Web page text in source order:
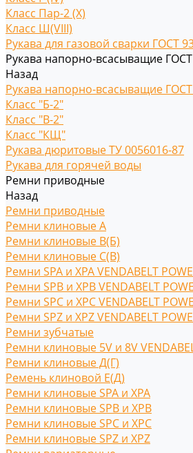
Класс Пар-2 (X)
Класс Ш(VIII)
Рукава для газовой сварки ГОСТ
Рукава напорно-всасыващие
Назад
Рукава напорно-всасыващие
Класс "Б-2"
Класс "В-2"
Класс "КЩ"
Рукава дюритовые ТУ 0056016-87
Рукава для горячей воды
Ремни приводные
Назад
Ремни приводные
Ремни клиновые A
Ремни клиновые В(Б)
Ремни клиновые С(B)
Ремни SPA и XPA VENDABELT
Ремни SPB и XPB VENDABELT
Ремни SPC и XPC VENDABELT
Ремни SPZ и XPZ VENDABELT
Ремни зубчатые
Ремни клиновые 5V и 8V
Ремни клиновые Д(Г)
Ремень клиновой Е(Д)
Ремни клиновые SPA и XPA
Ремни клиновые SPB и XPB
Ремни клиновые SPC и XPC
Ремни клиновые SPZ и XPZ